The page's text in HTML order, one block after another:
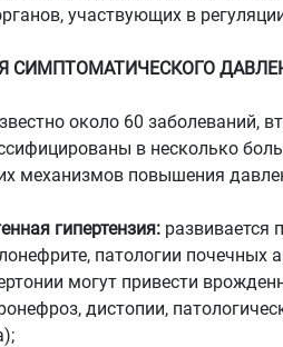
участвующих в
около 60 заболеваний,
в несколько
механизмов повышения
гипертензия: развивается
патологии почечных
могут привести
дистопии,